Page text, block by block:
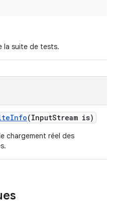
la suite de tests.
Info(InputStream is)
chargement réel des